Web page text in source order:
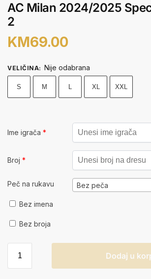
AC Milan 2024/2025
2
KM69.00
VELIČINA: Nije odabrana
S M L XL XXL
Ime igrača *
Broj *
Peč na rukavu Bez peča
Bez imena
Bez broja
Dodaj u